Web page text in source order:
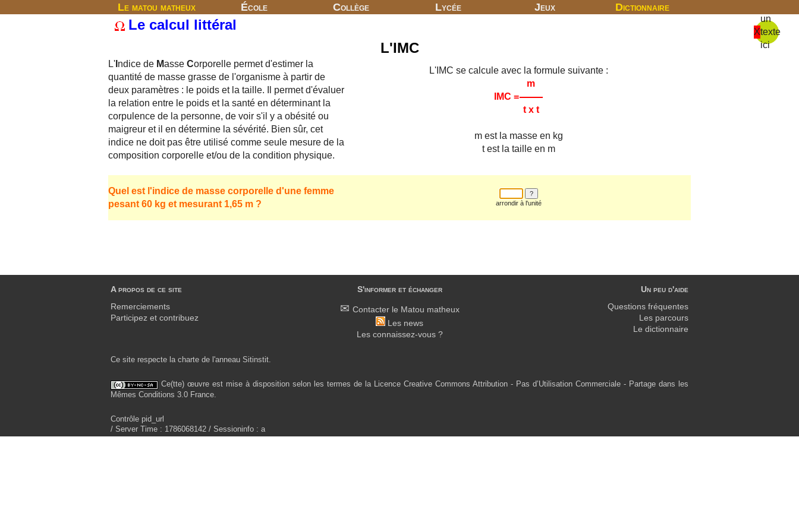
Le matou matheux École Collège Lycée Jeux Dictionnaire
X
un
texte
ici
Le calcul littéral
L'IMC
L' ndice de Masse Corporelle permet d'estimer la
quantité de masse grasse de l'organisme à partir de
deux paramètres : le poids et la taille. Il permet d'évaluer
la relation entre le poids et la santé en déterminant la
corpulence de la personne, de voir s'il y a obésité ou
maigreur et il en détermine la sévérité. Bien sûr, cet
indice ne doit pas être utilisé comme seule mesure de la
composition corporelle et/ou de la condition physique.
L'IMC se calcule avec la formule suivante :
IMC =
m
t x t
m est la masse en kg
t est la taille en m
Quel est l'indice de masse corporelle d'une femme
pesant 60 kg et mesurant 1,65 m ?
arrondir à l'unité
A propos de ce site
Remerciements
Participez et contribuez
S'informer et échanger
Contacter le Matou matheux
Les news
Les connaissez-vous ?
Un peu d'aide
Questions fréquentes
Les parcours
Le dictionnaire
Ce site respecte la charte de l'anneau Sitinstit.
Ce(tte) œuvre est mise à disposition selon les termes de la Licence Creative Commons Attribution - Pas d’Utilisation Commerciale - Partage dans les
Mêmes Conditions 3.0 France.
Contrôle pid_url
/ Server Time : 1786068142 / Sessioninfo : a